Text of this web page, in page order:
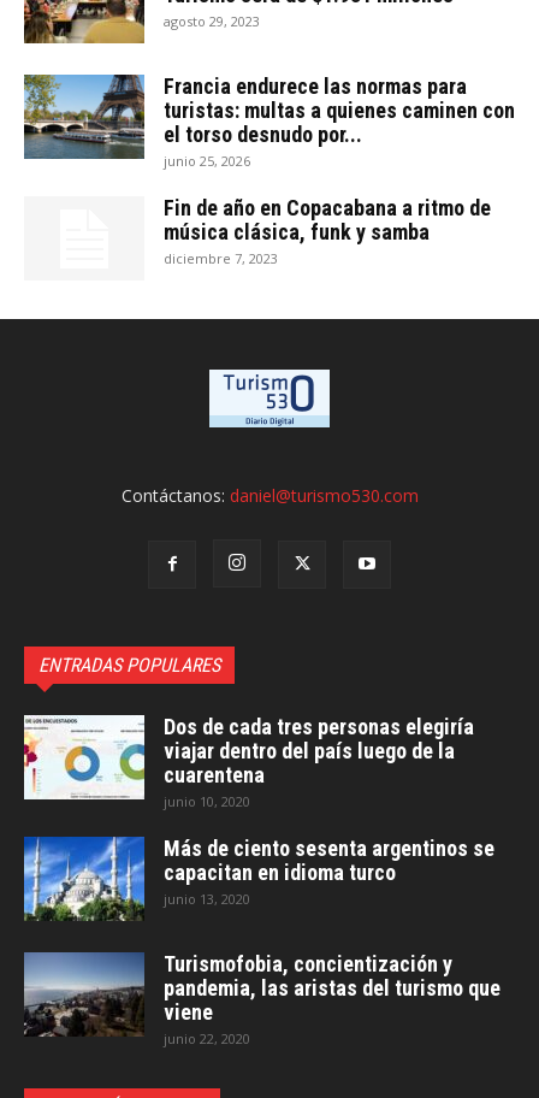
agosto 29, 2023
Francia endurece las normas para
turistas: multas a quienes caminen con
el torso desnudo por...
junio 25, 2026
Fin de año en Copacabana a ritmo de
música clásica, funk y samba
diciembre 7, 2023
Contáctanos: daniel@turismo530.com
ENTRADAS POPULARES
Dos de cada tres personas elegiría
viajar dentro del país luego de la
cuarentena
junio 10, 2020
Más de ciento sesenta argentinos se
capacitan en idioma turco
junio 13, 2020
Turismofobia, concientización y
pandemia, las aristas del turismo que
viene
junio 22, 2020